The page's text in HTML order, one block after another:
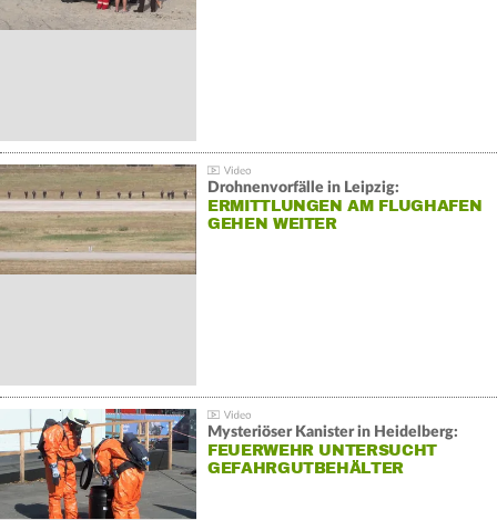
Drohnenvorfälle in Leipzig:
ERMITTLUNGEN AM FLUGHAFEN
GEHEN WEITER
Mysteriöser Kanister in Heidelberg:
FEUERWEHR UNTERSUCHT
GEFAHRGUTBEHÄLTER